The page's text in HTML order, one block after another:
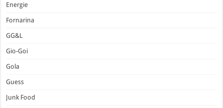
Energie
Fornarina
GG&L
Gio-Goi
Gola
Guess
Junk Food